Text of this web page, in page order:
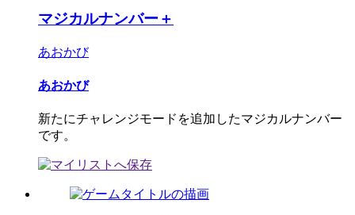
マジカルナンバー＋
あおかび
あおかび
新たにチャレンジモードを追加したマジカルナンバー
です。